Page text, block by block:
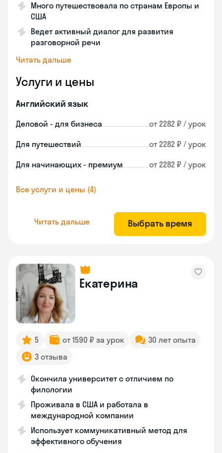
Много путешествовала по странам Европы и
США
Ведет активный диалог для развития
разговорной речи
Читать дальше
Услуги и цены
Английский язык
Деловой - для бизнеса от 2282 ₽ / урок
Для путешествий от 2282 ₽ / урок
Для начинающих - премиум от 2282 ₽ / урок
Все услуги и цены (4)
Читать дальше Выбрать время
Екатерина
5 от 1590 ₽ за урок
30 лет опыта
3 отзыва
Окончила университет с отличием по
филологии
Проживала в США и работала в
международной компании
Использует коммуникативный метод для
эффективного обучения